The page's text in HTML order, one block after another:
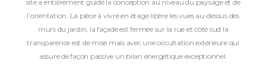
site a entièrement guidé la conception au niveau du paysage et de
l’orientation. La pièce à vivre en étage libère les vues au-dessus des
murs du jardin, la façade est fermée sur la rue et côté sud la
transparence est de mise mais avec une occultation extérieure qui
assure de façon passive un bilan énergétique exceptionnel.